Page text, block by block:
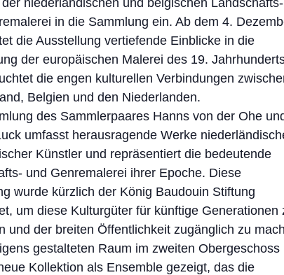
niederländischen und belgischen Landschafts-
in die Sammlung ein. Ab dem 4.
die Ausstellung vertiefende Einblicke in die
der europäischen Malerei des 19.
die engen kulturellen Verbindungen
Belgien und den Niederlanden.
des Sammlerpaares Hanns von der Ohe
umfasst herausragende Werke
Künstler und repräsentiert die bedeutende
und Genremalerei ihrer Epoche. Diese
wurde kürzlich der König Baudouin Stiftung
um diese Kulturgüter für künftige Generationen
und der breiten Öffentlichkeit zugänglich zu
gestalteten Raum im zweiten Obergeschoss
Kollektion als Ensemble gezeigt, das die